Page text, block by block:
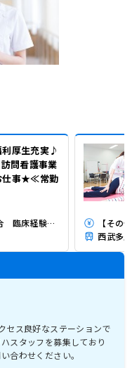
利厚生充実♪
問看護事業
仕事★≪常勤
【月収】32.1万円 ～ ※賃貸世帯主の場合 臨床経験3年（残業10時間/月実施の場合）
【その
西武多
セス良好なステーションで
スタッフを募集しており
合わせください。